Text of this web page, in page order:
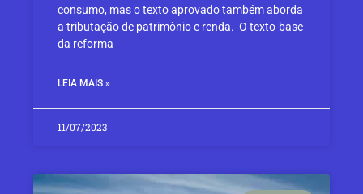
consumo, mas o texto aprovado também aborda
a tributação de patrimônio e renda. O texto-base
da reforma
LEIA MAIS »
11/07/2023